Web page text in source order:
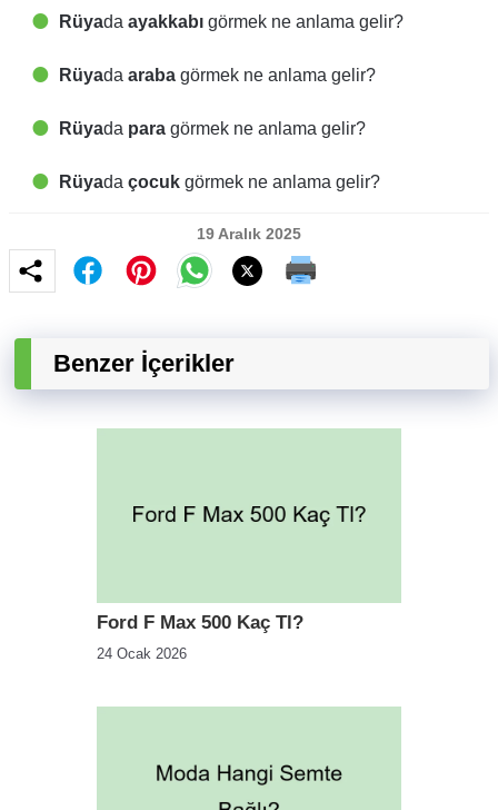
Rüyada ayakkabı görmek ne anlama gelir?
Rüyada araba görmek ne anlama gelir?
Rüyada para görmek ne anlama gelir?
Rüyada çocuk görmek ne anlama gelir?
19 Aralık 2025
Benzer İçerikler
Ford F Max 500 Kaç Tl?
24 Ocak 2026